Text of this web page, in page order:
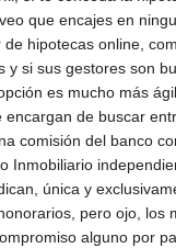
que encajes en
hipotecas online,
y si sus gestores son
es mucho más
de buscar
comisión del banco
Inmobiliario
única y
pero ojo,
alguno por